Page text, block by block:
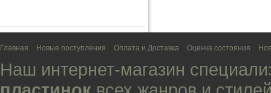
Главная Новые поступления Оплата и Доставка Оценка состояния
Наш интернет-магазин